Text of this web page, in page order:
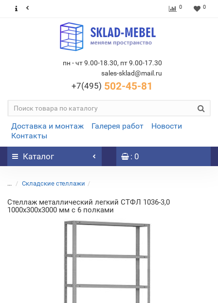
0 0
пн - чт 9.00-18.30, пт 9.00-17.30
sales-sklad@mail.ru
+7(495) 502-45-81
Доставка и монтаж Галерея работ
Новости
Контакты
Каталог : 0
... Складские стеллажи
Стеллаж металлический легкий СТФЛ 1036-3,0
1000х300х3000 мм с 6 полками